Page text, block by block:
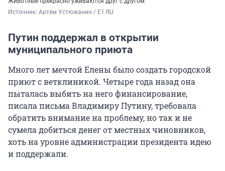
Источник: Артем Устюжанин / E1.RU
Путин поддержал в открытии
муниципального приюта
Много лет мечтой Елены было создать городской
приют с ветклиникой. Четыре года назад она
пыталась выбить на него финансирование,
писала письма Владимиру Путину, требовала
обратить внимание на проблему, но так и не
сумела добиться денег от местных чиновников,
хоть на уровне администрации президента идею
и поддержали.